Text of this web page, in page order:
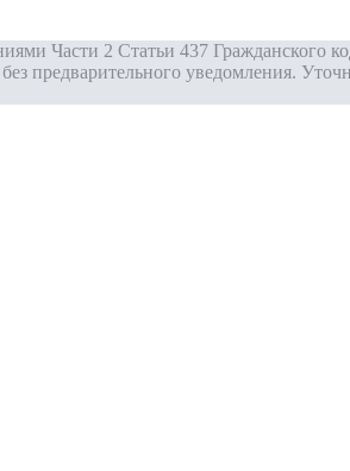
Части 2 Статьи 437 Гражданского
предварительного уведомления.